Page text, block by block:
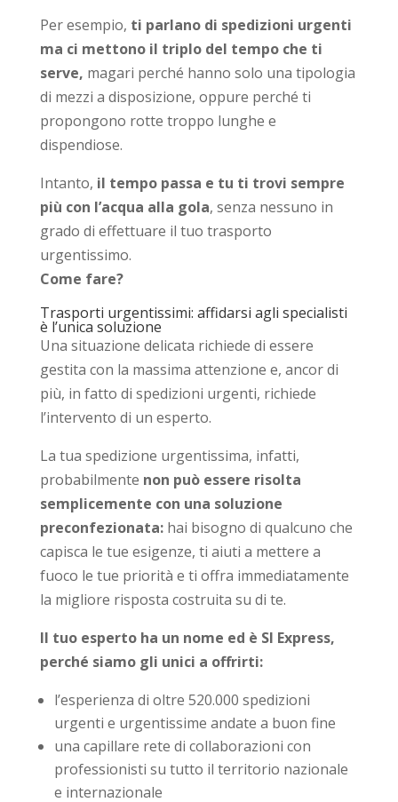
Per esempio, ti parlano di spedizioni urgenti
ma ci mettono il triplo del tempo che ti
serve, magari perché hanno solo una tipologia
di mezzi a disposizione, oppure perché ti
propongono rotte troppo lunghe e
dispendiose.
Intanto, il tempo passa e tu ti trovi sempre
più con l’acqua alla gola, senza nessuno in
grado di effettuare il tuo trasporto
urgentissimo.
Come fare?
Trasporti urgentissimi: affidarsi agli specialisti
è l’unica soluzione
Una situazione delicata richiede di essere
gestita con la massima attenzione e, ancor di
più, in fatto di spedizioni urgenti, richiede
l’intervento di un esperto.
La tua spedizione urgentissima, infatti,
probabilmente non può essere risolta
semplicemente con una soluzione
preconfezionata:hai bisogno di qualcuno che
capisca le tue esigenze, ti aiuti a mettere a
fuoco le tue priorità e ti offra immediatamente
la migliore risposta costruita su di te.
Il tuo esperto ha un nome ed è SI Express,
perché siamo gli unici a offrirti:
l’esperienza di oltre 520.000 spedizioni
urgenti e urgentissime andate a buon fine
una capillare rete di collaborazioni con
professionisti su tutto il territorio nazionale
e internazionale